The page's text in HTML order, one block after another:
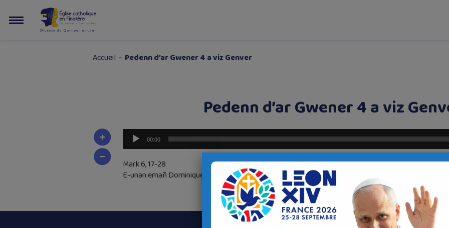
Accueil - Pedenn d’ar Gwener 4 a viz Genver
Pedenn d’ar Gwener 4 a viz
Lecteur
audio
00:00
Mark 6, 17-28
E-unan emañ Dominique er mintin-mañ.